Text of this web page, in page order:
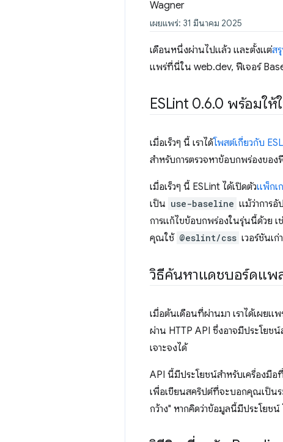
เผยแพร่: 31 มีนาคม 2025
เดือนหนึ่งผ่านไปแล้ว และตั้งแต่ส
แพร่ที่นี่ใน web.dev, ฟีเจอร์
ESLint 0.6.0 พร้อมให้
เมื่อเร็วๆ นี้ เราได้โพสต์เกี่ยวกับ
สำหรับการตรวจหาข้อบกพร่องขอ
เมื่อเร็วๆ นี้ ESLint ได้เปิดตัวแพ็กเ
เป็น use-baseline แม้ว่าการ
การแก้ไขข้อบกพร่องในรุ่นนี้ด้วย เ
คุณใช้ @eslint/css เวอร์ชันเ
วิธีค้นหาแดชบอร์ดแพ
เมื่อต้นเดือนที่ผ่านมา เราได้เผยแพ
ผ่าน HTTP API ซึ่งอาจมีประโยช
เจาะจงได้
API นี้มีประโยชน์สําหรับเครื่องมือ
เพื่อเขียนสคริปต์ที่จะบอกคุณเป็นร
กว้าง" หากคิดว่าข้อมูลนี้มีประโยชน์